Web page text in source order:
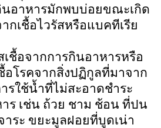
นอาหารมักพบบ่อยขณะเกิด
กเชื้อไวรัสหรือแบคทีเรีย
ชื้อจากการกินอาหารหรือ
โรคจากสิ่งปฏิกูลที่มาจาก
รใช้น้ำที่ไม่สะอาดชำระ
ร เช่น ถ้วย ชาม ช้อน ที่ปน
าระ ขยะมูลฝอยที่บูดเน่า